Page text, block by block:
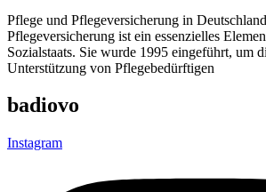
Pflege und Pflegeversicherung in
Pflegeversicherung ist ein essenzielles
Sozialstaats. Sie wurde 1995 eingeführt, um
Unterstützung von Pflegebedürftigen
badiovo
Instagram